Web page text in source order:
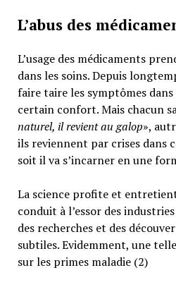
L’abus des
L’usage des médicaments
dans les soins. Depuis
faire taire les symptômes
certain confort. Mais chacun
naturel, il revient au galop»,
ils reviennent par crises dans
soit il va s’incarner en une
La science profite et
conduit à l’essor des
des recherches et des
subtiles. Evidemment, une
sur les primes maladie (2)